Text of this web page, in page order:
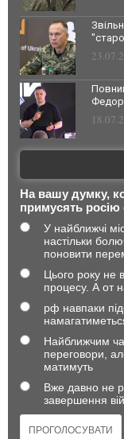
На вашу думку,
примусять росію
У найближчі
настільки
поновити
Цього року не
процесу. А от
рф навпаки
Найближчим
переговори,
матимуть
Вже давно не
завершення